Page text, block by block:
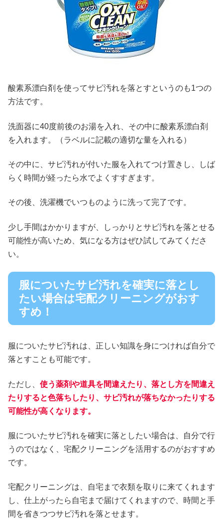
酸素系漂白剤を使ってサビ汚れを落とすというのも1つの
方法です。
洗面器に40度前後のお湯を入れ、その中に酸素系漂白剤
を入れます。（ラベルに記載の適切な量を入れる）
その中に、サビ汚れが付いた服を入れてつけ置きし、しば
らく時間が経ったら水でよくすすぎます。
その後、洗濯機でいつものように洗って完了です。
少し手間はかかりますが、しっかりとサビ汚れを落とせる
可能性が高いため、気になる方はぜひ試してみてくださ
い。
服についたサビ汚れを確実に落とし
たい場合は宅配クリーニングがおす
すめ！
服についたサビ汚れは、正しい知識を身につければ自分で
落とすことも可能です。
ただし、 使う薬剤や道具を間違えたり、落とし方を間違え
たりすると色落ちしたり、サビ汚れが落ちなかったりする
可能性が高くなります。
服についたサビ汚れを確実に落としたい場合は、自分で行
うのではなく、宅配クリーニングを活用するのがおすすめ
です。
宅配クリーニングは、自宅まで衣類を取りに来てくれます
し、仕上がったら自宅まで届けてくれますので、時間と手
間を省きつつサビ汚れを落とせます。